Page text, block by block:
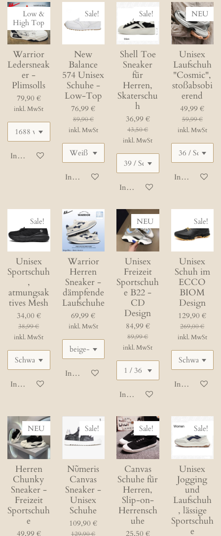
Low &
High Top
Warrior
Ledersneak
er -
Plimsolls
79,90 €
inkl. MwSt
In den Warenkorb
Sale!
New
Balance
574 Unisex
Schuhe -
Low-Top
76,99 €
89,90 €
inkl. MwSt
In den Warenkorb
Sale!
Shell Toe
Sneaker
für
Herren,
Skaterschu
h
36,99 €
43,50 €
inkl. MwSt
In den Warenkorb
NEU
Unisex
Laufschuh
"Cosmic",
stoßabsobi
erend
49,99 €
59,99 €
inkl. MwSt
In den
Sale!
Unisex
Sportschuh
,
atmungsak
tives Mesh
34,00 €
38,99 €
inkl. MwSt
In den Warenkorb
Warrior
Herren
Sneaker -
dämpfende
Laufschuhe
69,99 €
inkl. MwSt
In den Warenkorb
NEU
Unisex
Freizeit
Sportschuh
e B22 -
CD
Design
84,99 €
89,99 €
inkl. MwSt
In den Warenkorb
Sale!
Unisex
Schuh im
ECCO
BIOM
Design
129,90 €
269,00 €
inkl. MwSt
In den
NEU
Herren
Chunky
Sneaker -
Freizeit
Sportschuh
e
49,99 €
Sale!
Nῦmeris
Canvas
Sneaker -
Unisex
Schuhe
109,90 €
129,90 €
Sale!
Canvas
Schuhe für
Herren,
Slip-on-
Herrensch
uhe
25,50 €
Sale!
Unisex
Jogging
und
Laufschuh
, lässige
Sportschuh
e